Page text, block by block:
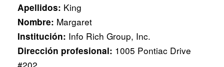
Apellidos: King
Nombre: Margaret
Institución: Info Rich Group, Inc.
Dirección profesional: 1005 Pontiac Drive